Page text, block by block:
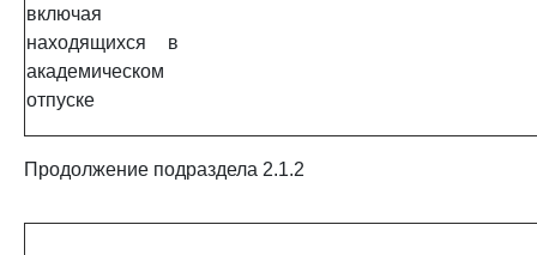
включая
находящихся в
академическом
отпуске
Продолжение подраздела 2.1.2